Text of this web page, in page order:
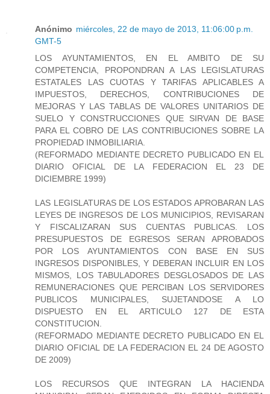
Anónimo miércoles, 22 de mayo de 2013, 11:06:00 p.m.
GMT-5
LOS AYUNTAMIENTOS, EN EL AMBITO DE SU
COMPETENCIA, PROPONDRAN A LAS LEGISLATURAS
ESTATALES LAS CUOTAS Y TARIFAS APLICABLES A
IMPUESTOS, DERECHOS, CONTRIBUCIONES DE
MEJORAS Y LAS TABLAS DE VALORES UNITARIOS DE
SUELO Y CONSTRUCCIONES QUE SIRVAN DE BASE
PARA EL COBRO DE LAS CONTRIBUCIONES SOBRE LA
PROPIEDAD INMOBILIARIA.
(REFORMADO MEDIANTE DECRETO PUBLICADO EN EL
DIARIO OFICIAL DE LA FEDERACION EL 23 DE
DICIEMBRE 1999)
LAS LEGISLATURAS DE LOS ESTADOS APROBARAN LAS
LEYES DE INGRESOS DE LOS MUNICIPIOS, REVISARAN
Y FISCALIZARAN SUS CUENTAS PUBLICAS. LOS
PRESUPUESTOS DE EGRESOS SERAN APROBADOS
POR LOS AYUNTAMIENTOS CON BASE EN SUS
INGRESOS DISPONIBLES, Y DEBERAN INCLUIR EN LOS
MISMOS, LOS TABULADORES DESGLOSADOS DE LAS
REMUNERACIONES QUE PERCIBAN LOS SERVIDORES
PUBLICOS MUNICIPALES, SUJETANDOSE A LO
DISPUESTO EN EL ARTICULO 127 DE ESTA
CONSTITUCION.
(REFORMADO MEDIANTE DECRETO PUBLICADO EN EL
DIARIO OFICIAL DE LA FEDERACION EL 24 DE AGOSTO
DE 2009)
LOS RECURSOS QUE INTEGRAN LA HACIENDA